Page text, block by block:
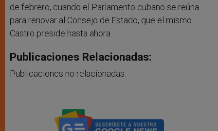
de febrero, cuando el Parlamento cubano se reúna
para renovar al Consejo de Estado, que el mismo
Castro preside hasta ahora.
Publicaciones Relacionadas:
Publicaciones no relacionadas.